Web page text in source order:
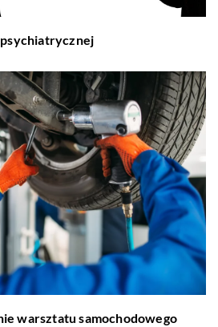
warsztatu samochodowego